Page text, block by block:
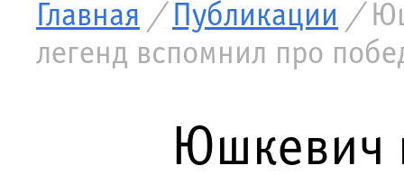
Главная / Публикации /
легенд вспомнил про
Юшкевич